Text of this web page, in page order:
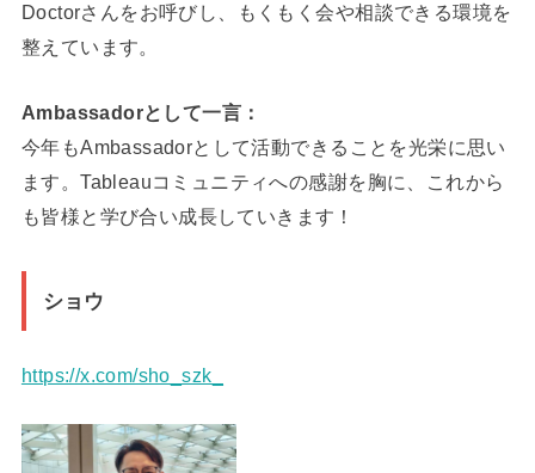
Doctorさんをお呼びし、もくもく会や相談できる環境を
整えています。
Ambassadorとして一言：
今年もAmbassadorとして活動できることを光栄に思い
ます。Tableauコミュニティへの感謝を胸に、これから
も皆様と学び合い成長していきます！
ショウ
https://x.com/sho_szk_